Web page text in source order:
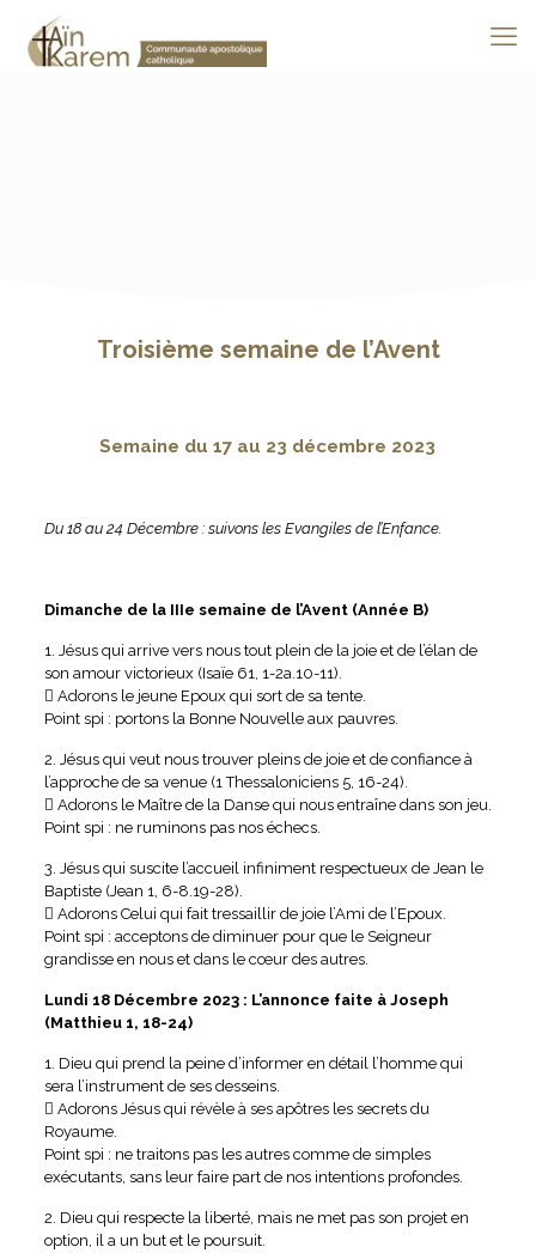
Troisième semaine de l’Avent
Semaine du 17 au 23 décembre 2023
Du 18 au 24 Décembre : suivons les Evangiles de l’Enfance.
Dimanche de la IIIe semaine de l’Avent (Année B)
1. Jésus qui arrive vers nous tout plein de la joie et de l’élan de
son amour victorieux (Isaïe 61, 1-2a.10-11).
 Adorons le jeune Epoux qui sort de sa tente.
Point spi : portons la Bonne Nouvelle aux pauvres.
2. Jésus qui veut nous trouver pleins de joie et de confiance à
l’approche de sa venue (1 Thessaloniciens 5, 16-24).
 Adorons le Maître de la Danse qui nous entraîne dans son jeu.
Point spi : ne ruminons pas nos échecs.
3. Jésus qui suscite l’accueil infiniment respectueux de Jean le
Baptiste (Jean 1, 6-8.19-28).
 Adorons Celui qui fait tressaillir de joie l’Ami de l’Epoux.
Point spi : acceptons de diminuer pour que le Seigneur
grandisse en nous et dans le cœur des autres.
Lundi 18 Décembre 2023 : L’annonce faite à Joseph
(Matthieu 1, 18-24)
1. Dieu qui prend la peine d’informer en détail l’homme qui
sera l’instrument de ses desseins.
 Adorons Jésus qui révèle à ses apôtres les secrets du
Royaume.
Point spi : ne traitons pas les autres comme de simples
exécutants, sans leur faire part de nos intentions profondes.
2. Dieu qui respecte la liberté, mais ne met pas son projet en
option, il a un but et le poursuit.